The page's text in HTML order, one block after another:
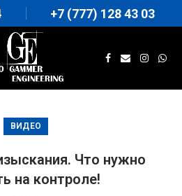
+7 (777) 128 43 03
ВИДЕО
Что нужно
на контроле!